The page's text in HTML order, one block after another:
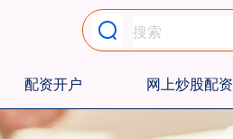
配资开户 网上炒股配资